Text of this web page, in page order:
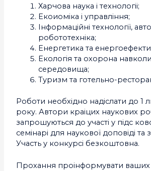
Харчова наука i технологіі;
Екоиоміка i управління;
Інформаційні технології,
робототехніка;
Енергетика та
Екологія та охорона
середовища;
Туризм та готельно-
Роботи необхідно надіслати до 1
року. Автори краіцих наукових
запрошуються до участі у підс
семінарі для наукової доповіді та
Участь у конкурсі безкоштовна.
Прохання проінформувати ваших